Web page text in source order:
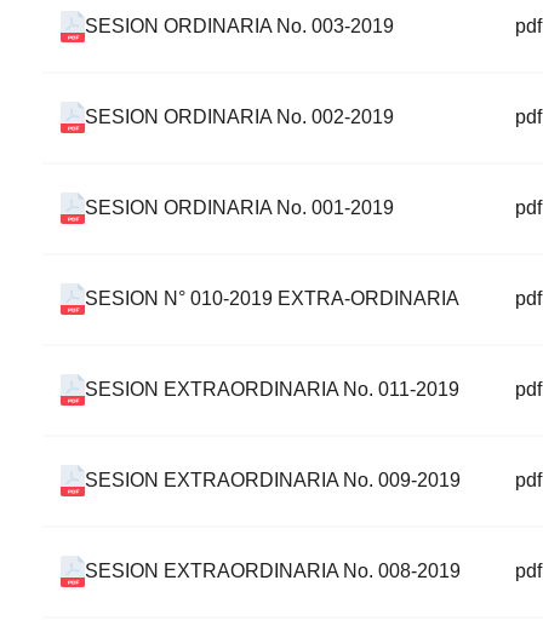
SESION ORDINARIA No. 003-2019 pdf
SESION ORDINARIA No. 002-2019 pdf
SESION ORDINARIA No. 001-2019 pdf
SESION N° 010-2019 EXTRA-ORDINARIA pdf
SESION EXTRAORDINARIA No. 011-2019 pdf
SESION EXTRAORDINARIA No. 009-2019 pdf
SESION EXTRAORDINARIA No. 008-2019 pdf